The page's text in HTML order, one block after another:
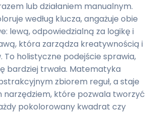
lub działaniem manualnym.
według klucza, angażuje obie
lewą, odpowiedzialną za logikę i
która zarządza kreatywnością i
holistyczne podejście sprawia,
bardziej trwała. Matematyka
zbiorem reguł, a staje
narzędziem, które pozwala tworzyć
pokolorowany kwadrat czy